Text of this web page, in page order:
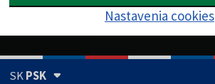
Nastavenia cookies
SKPSK